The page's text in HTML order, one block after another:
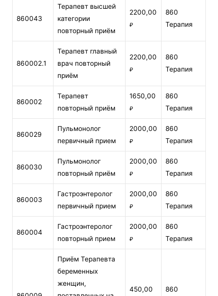
860043
Терапевт высшей
категории
повторный приём
2200,00
₽
860
Терапия
860002.1
Терапевт главный
врач повторный
приём
2200,00
₽
860
Терапия
860002
Терапевт
повторный приём
1650,00
₽
860
Терапия
860029
Пульмонолог
первичный прием
2000,00
₽
860
Терапия
860030
Пульмонолог
повторный приём
2000,00
₽
860
Терапия
860003
Гастроэнтеролог
первичный прием
2000,00
₽
860
Терапия
860004
Гастроэнтеролог
повторный прием
2000,00
₽
860
Терапия
Приём Терапевта
беременных
женщин,
450,00 860